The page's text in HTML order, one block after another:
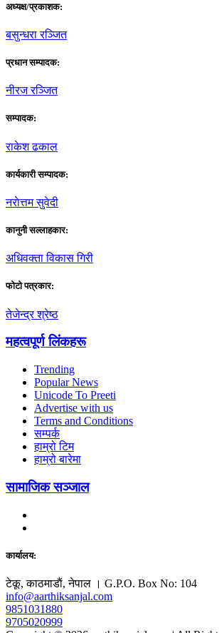
अध्यक्ष/प्रकाशक:
बसुन्धरा रञ्जित
प्रधान सम्पादक:
नीरज रञ्जित
सम्पादक:
राकेश ढकाल
कार्यकारी सम्पादक:
नराेत्तम सुवेदी
कानुनी सल्लाहकार:
अधिवक्ता विकास गिरी
फाेटाे पत्रकार:
तेजेन्द्र श्रेष्ठ
महत्वपूर्ण लिंकहरू
Trending
Popular News
Unicode To Preeti
Advertise with us
Terms and Conditions
सम्पर्क
हाम्रो टिम
हाम्रो बारेमा
सामाजिक सञ्जाल
कार्यालय:
टेकू, काठमाडाैं, नेपाल । G.P.O. Box No: 104
info@aarthiksanjal.com
9851031880
9705020999